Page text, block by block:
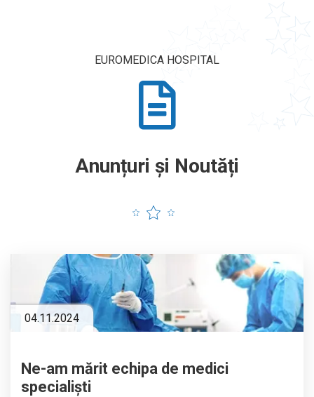
EUROMEDICA HOSPITAL
Anunțuri și Noutăți
04.11.2024
Ne-am mărit echipa de medici
specialiști